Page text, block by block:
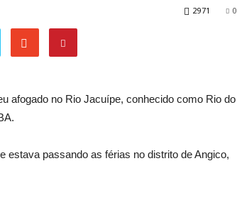
0
2971
afogado no Rio Jacuípe, conhecido como Rio do
estava passando as férias no distrito de Angico,